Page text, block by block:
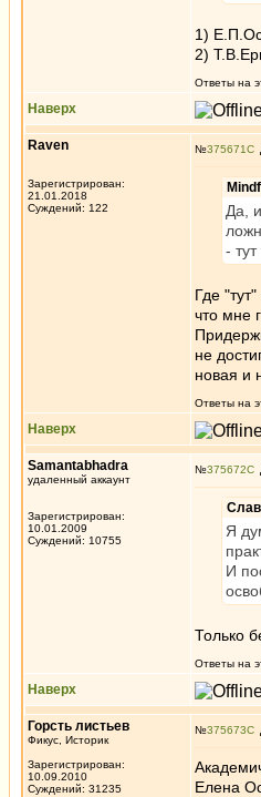
1)
2)
Ответы на
Наверх
Raven
Зарегистрирован:
21.01.2018
Суждений: 122
№375671
Да,
-
Где
что мне
не
новая и
Ответы на
Наверх
Samantabhadra
удаленный аккаунт
Зарегистрирован:
10.01.2009
Суждений: 10755
№375672
Я
И
Только
Ответы на
Наверх
Горсть листьев
Фикус, Историк
Зарегистрирован:
10.09.2010
Суждений: 31235
№375673
Елена